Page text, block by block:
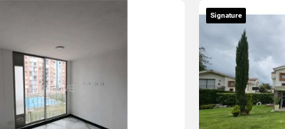
Signature